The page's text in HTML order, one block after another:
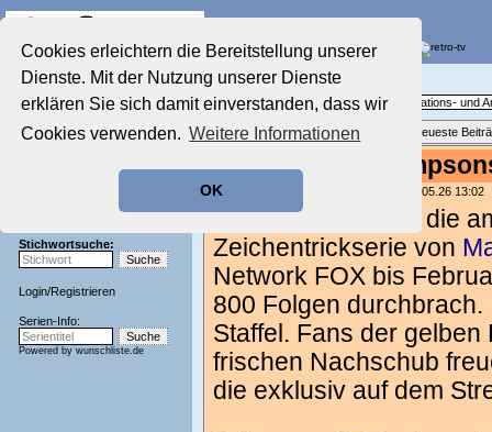
Cookies erleichtern die Bereitstellung unserer
Dienste. Mit der Nutzung unserer Dienste
erklären Sie sich damit einverstanden, dass wir
Cookies verwenden. Weitere Informationen
OK
Startseite
Aktuelles Forum
Film-Forum
Zeichentrick-Forum
Stichwortsuche:
Login/Registrieren
Serien-Info:
Powered by wunschliste.de
Zeichentrick-Forum
Das Diskussionsforum rund um Animations- und
Themenübersicht • Neues Thema Neueste
(Update) "Die
geschrieben von: , 29.05.26 13:02
"Die Simpsons"
ist die
Zeichentrickserie von
Network FOX bis
800 Folgen
Staffel. Fans der
frischen Nachschub
die exklusiv auf dem